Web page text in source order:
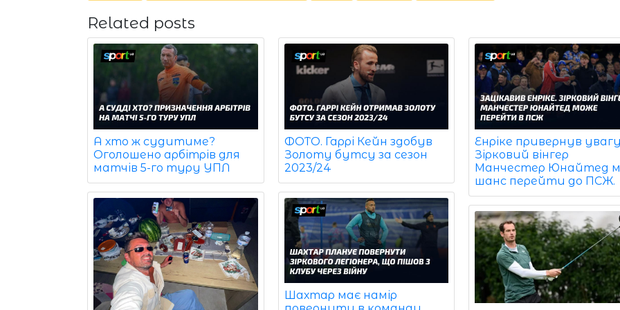
Related posts
А хто ж судитиме?
Оголошено арбітрів для
матчів 5-го туру УПЛ
ФОТО. Гаррі Кейн здобув
Золоту бутсу за сезон
2023/24
Шахтар має намір
Енріке привернув
Зірковий вінгер
Манчестер Юнайтед
шанс перейти до ПСЖ.